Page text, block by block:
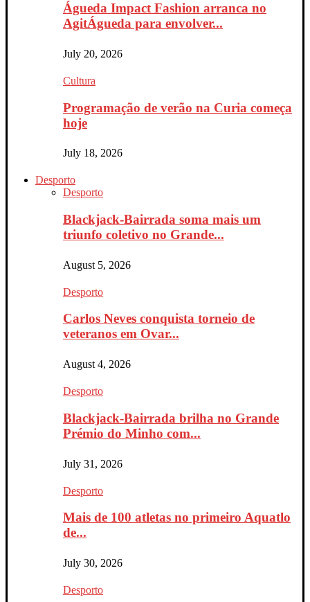
Águeda Impact Fashion arranca no
AgitÁgueda para envolver...
July 20, 2026
Cultura
Programação de verão na Curia começa
hoje
July 18, 2026
Desporto
Desporto
Blackjack-Bairrada soma mais um
triunfo coletivo no Grande...
August 5, 2026
Desporto
Carlos Neves conquista torneio de
veteranos em Ovar...
August 4, 2026
Desporto
Blackjack-Bairrada brilha no Grande
Prémio do Minho com...
July 31, 2026
Desporto
Mais de 100 atletas no primeiro Aquatlo
de...
July 30, 2026
Desporto